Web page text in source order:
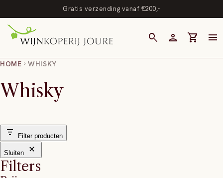
Gratis verzending vanaf €200,-
search person shopping_cart menu
HOME chevron_right WHISKY
Whisky
Filter producten
Sluiten
Filters